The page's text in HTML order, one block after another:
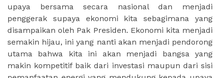
upaya bersama secara nasional dan menjadi
penggerak supaya ekonomi kita sebagimana yang
disampaikan oleh Pak Presiden. Ekonomi kita menjadi
semakin hijau, ini yang nanti akan menjadi pendorong
utama bahwa kita ini akan menjadi bangsa yang
makin kompetitif baik dari investasi maupun dari sisi